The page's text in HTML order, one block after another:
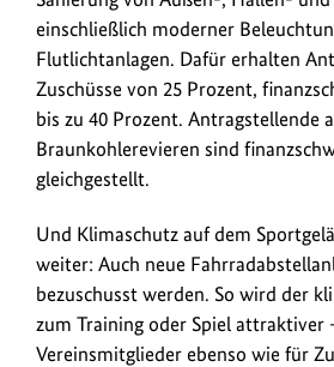
einschließlich moderner
Flutlichtanlagen. Dafür erhalten
Zuschüsse von 25 Prozent,
bis zu 40 Prozent. Antragstellende
Braunkohlerevieren sind
gleichgestellt.
Und Klimaschutz auf dem
weiter: Auch neue
bezuschusst werden. So wird der
zum Training oder Spiel attraktiver
Vereinsmitglieder ebenso wie für